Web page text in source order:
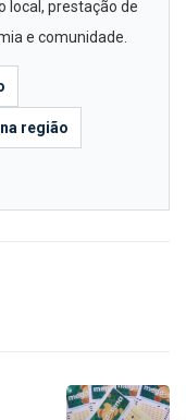
local, prestação de
e comunidade.
região